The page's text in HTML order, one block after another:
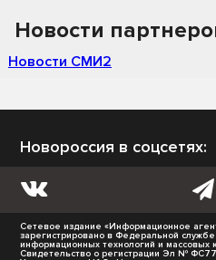
Новости
Новости СМИ2
Новороссия в соцсетях:
Сетевое издание «Информационное
зарегистрировано в Федеральной
информационных технологий и массовых
Свидетельство о регистрации Эл №